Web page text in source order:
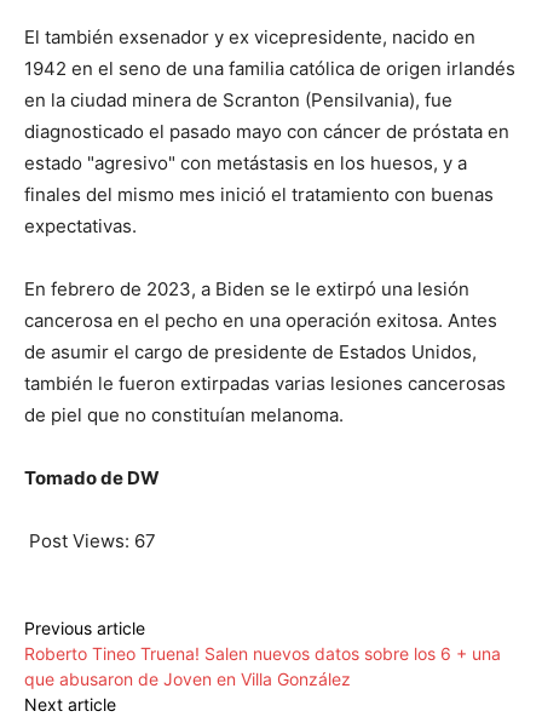
El también exsenador y ex vicepresidente, nacido en
1942 en el seno de una familia católica de origen irlandés
en la ciudad minera de Scranton (Pensilvania), fue
diagnosticado el pasado mayo con cáncer de próstata en
estado "agresivo" con metástasis en los huesos, y a
finales del mismo mes inició el tratamiento con buenas
expectativas.
En febrero de 2023, a Biden se le extirpó una lesión
cancerosa en el pecho en una operación exitosa. Antes
de asumir el cargo de presidente de Estados Unidos,
también le fueron extirpadas varias lesiones cancerosas
de piel que no constituían melanoma.
Tomado de DW
Post Views: 67
Previous article
Roberto Tineo Truena! Salen nuevos datos sobre los 6 + una
que abusaron de Joven en Villa González
Next article